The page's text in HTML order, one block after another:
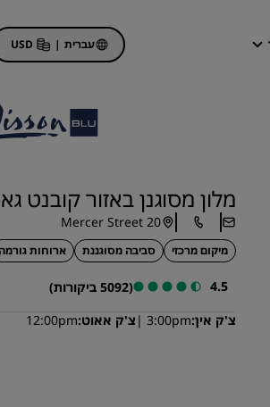
עברית |
USD
מבצעי מלונות
הפעם הראשונה תמיד
מבצעי היום
הזמן מראש
ראה את החבילות שלנו
רעיונות לנסיעות
מלון מסוגנן באזור קובנט
20 Mercer Street
מיקום מרכזי סביבה מסוגננת ארוחות גורמה
4.5
(5092 ביקורות)
צ'ק אין 3:00pm צ'ק אאוט 12:00pm